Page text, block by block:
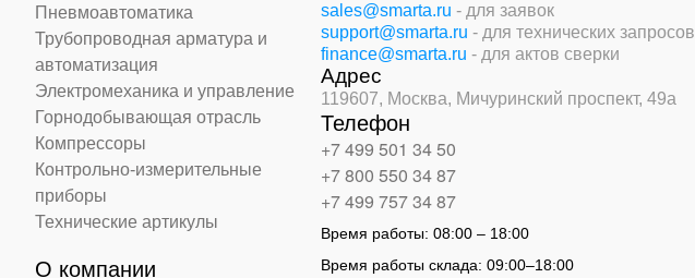
Пневмоавтоматика
Трубопроводная арматура и
автоматизация
Электромеханика и управление
Горнодобывающая отрасль
Компрессоры
Контрольно-измерительные
приборы
Технические артикулы
О компании
sales@smarta.ru - для заявок
support@smarta.ru - для технических запросов
finance@smarta.ru - для актов сверки
Адрес
119607, Москва, Мичуринский проспект, 49а
Телефон
+7 499 501 34 50
+7 800 550 34 87
+7 499 757 34 87
Время работы:08:00 – 18:00
Время работы склада:09:00–18:00